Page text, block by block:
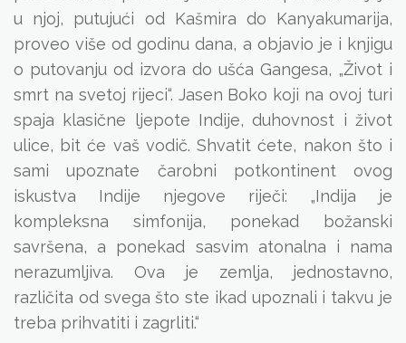
u njoj, putujući od Kašmira do Kanyakumarija,
proveo više od godinu dana, a objavio je i knjigu
o putovanju od izvora do ušća Gangesa, „Život i
smrt na svetoj rijeci“. Jasen Boko koji na ovoj turi
spaja klasične ljepote Indije, duhovnost i život
ulice, bit će vaš vodič. Shvatit ćete, nakon što i
sami upoznate čarobni potkontinent ovog
iskustva Indije njegove riječi: „Indija je
kompleksna simfonija, ponekad božanski
savršena, a ponekad sasvim atonalna i nama
nerazumljiva. Ova je zemlja, jednostavno,
različita od svega što ste ikad upoznali i takvu je
treba prihvatiti i zagrliti.“